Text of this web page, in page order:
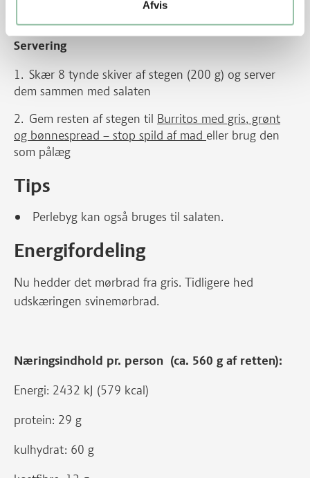
Afvis
Servering
Skær 8 tynde skiver af stegen (200 g) og server
dem sammen med salaten
Gem resten af stegen til Burritos med gris, grønt
og bønnespread – stop spild af mad eller brug den
som pålæg
Tips
Perlebyg kan også bruges til salaten.
Energifordeling
Nu hedder det mørbrad fra gris. Tidligere hed
udskæringen svinemørbrad.
Næringsindhold pr. person (ca. 560 g af retten):
Energi: 2432 kJ (579 kcal)
protein: 29 g
kulhydrat: 60 g